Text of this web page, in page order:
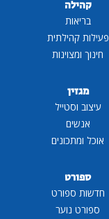
קהילה
בריאות
פעילות קהילתית
חינוך ומצוינות
מגזין
עיצוב וסטייל
אנשים
אוכל ומתכונים
ספורט
חדשות ספורט
ספורט נוער